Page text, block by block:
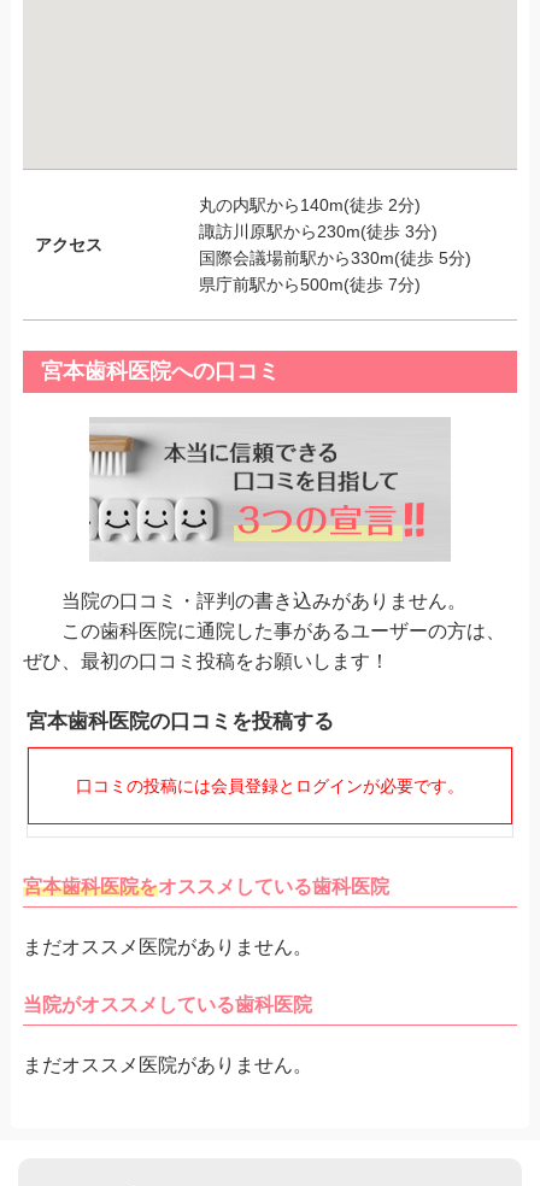
アクセス
丸の内駅から140m(徒歩 2分)
諏訪川原駅から230m(徒歩 3分)
国際会議場前駅から330m(徒歩 5分)
県庁前駅から500m(徒歩 7分)
宮本歯科医院への口コミ
当院の口コミ・評判の書き込みがありません。
この歯科医院に通院した事があるユーザーの方は、
ぜひ、最初の口コミ投稿をお願いします！
宮本歯科医院の口コミを投稿する
口コミの投稿には会員登録とログインが必要です。
宮本歯科医院をオススメしている歯科医院
まだオススメ医院がありません。
当院がオススメしている歯科医院
まだオススメ医院がありません。